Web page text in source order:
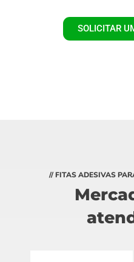
SOLICITAR
// FITAS ADESIVAS